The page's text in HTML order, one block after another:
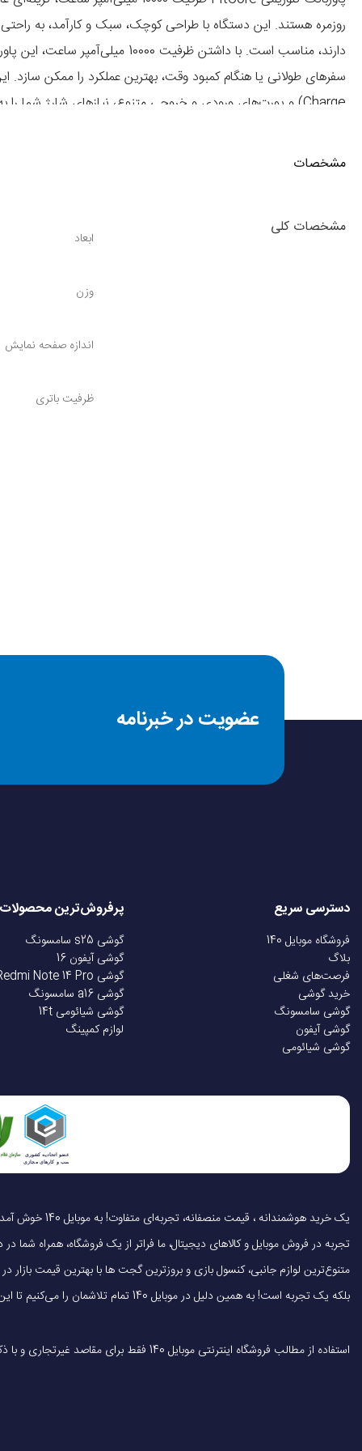
روزمره هستند. این دستگاه با طراحی کوچک، سبک و کارآمد، به
دارند، مناسب است. با داشتن
سفرهای طولانی یا هنگام کمبود وقت، بهترین عملکرد را ممکن سازد.
Charge) و پورت‌های ورودی و خروجی متنوع، نیازهای شارژ شما را به بهترین نحو برطرف می‌کند.
ویژگی‌های اصلی محصول Glorimi FitCore 10000mAh
سرعت شارژ بالا
پاوربانک گلوریمی FitCore از
دستگاه‌های مختلف شما در کمترین زمان ممکن شارژ شوند. برای
پورت‌های ورودی و خروجی متنوع
است. برای ورودی،
باا
بعاد ۱۲۵ × ۶۲.۶ × ۱۱.۲
یا کیف خود حمل کنید و در سفرهای طولانی یا استفاده روزمره همراه
باتری با ظرفیت بالا و عمر طولانی
خود را شارژ کنید. این باتری علاوه بر داشتن ظرفیت بالا، دارای عمر
مشخصات
مشخصات کلی
ابعاد
وزن
اندازه صفحه نمایش
ظرفیت باتری
نوع درگاه خروجی
مشخصات پورت‌های
خروجی
نوع باتری
اقلام همراه
کلاس وزنی
محدوده ظرفیت
ولتاژ خروجی
عضویت در خبرنامه
دسترسی سریع
فروشگاه موبایل 140
بلاگ
فرصت‌های شغلی
خرید گوشی
گوشی سامسونگ
گوشی آیفون
گوشی شیائومی
پرفروش‌ترین
گوشی s25 سامسونگ
گوشی آیفون 16
گوشی Redmi Note 14 Pro
گوشی a16 سامسونگ
گوشی شیائومی 14t
لوازم کمپینگ
تجربه در فروش موبایل و کالاهای دیجیتال، ما فراتر از یک فروشگاه، همراه شما در
متنوع‌ترین لوازم جانبی، کنسول بازی و بروزترین گجت ها با بهترین قیمت
بلکه یک تجربه است! به همین دلیل در موبایل 140 تمام تلاشمان را می‌کنیم تا این تجربه را سریع، آسان و کاملاً رضایت‌بخش کنیم.
استفاده از مطالب فروشگاه اینترنتی موبایل 140 فقط برای مقاصد غیرتجاری و با ذکر منبع بلامانع است.